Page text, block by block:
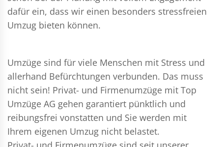
dafür ein, dass wir einen besonders stressfreien
Umzug bieten können.
Umzüge sind für viele Menschen mit Stress und
allerhand Befürchtungen verbunden. Das muss
nicht sein! Privat- und Firmenumzüge mit Top
Umzüge AG gehen garantiert pünktlich und
reibungsfrei vonstatten und Sie werden mit
Ihrem eigenen Umzug nicht belastet.